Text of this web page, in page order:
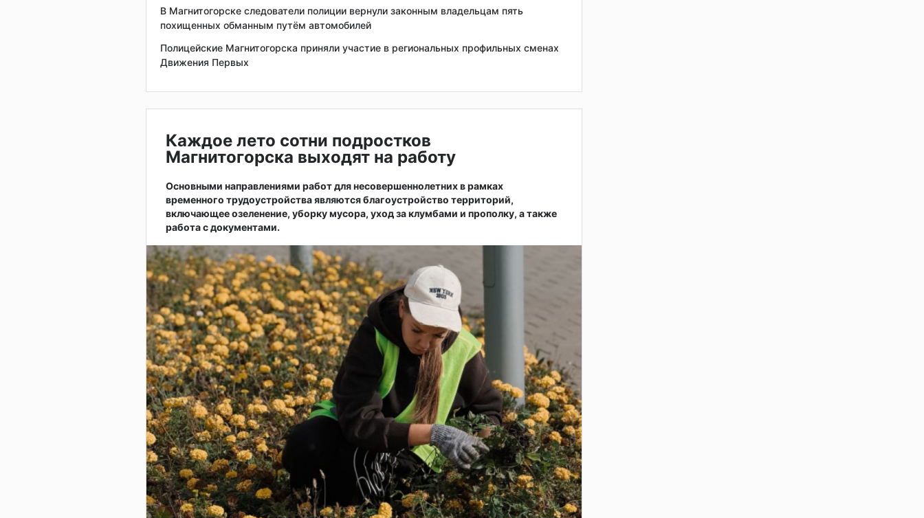
В Магнитогорске следователи полиции вернули законным владельцам пять
похищенных обманным путём автомобилей
Полицейские Магнитогорска приняли участие в региональных профильных сменах
Движения Первых
Каждое лето сотни подростков
Магнитогорска выходят на работу
Основными направлениями работ для несовершеннолетних в рамках
временного трудоустройства являются благоустройство территорий,
включающее озеленение, уборку мусора, уход за клумбами и прополку, а также
работа с документами.